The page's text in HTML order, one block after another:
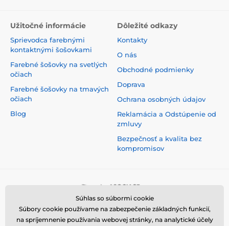
Užitočné informácie
Sprievodca farebnými
kontaktnými šošovkami
Farebné šošovky na svetlých
očiach
Farebné šošovky na tmavých
očiach
Blog
Dôležité odkazy
Kontakty
O nás
Obchodné podmienky
Doprava
Ochrana osobných údajov
Reklamácia a Odstúpenie od
zmluvy
Bezpečnosť a kvalita bez
kompromisov
Súhlas so súbormi cookie
Súbory cookie používame na zabezpečenie základných funkcií,
na spríjemnenie používania webovej stránky, na analytické účely